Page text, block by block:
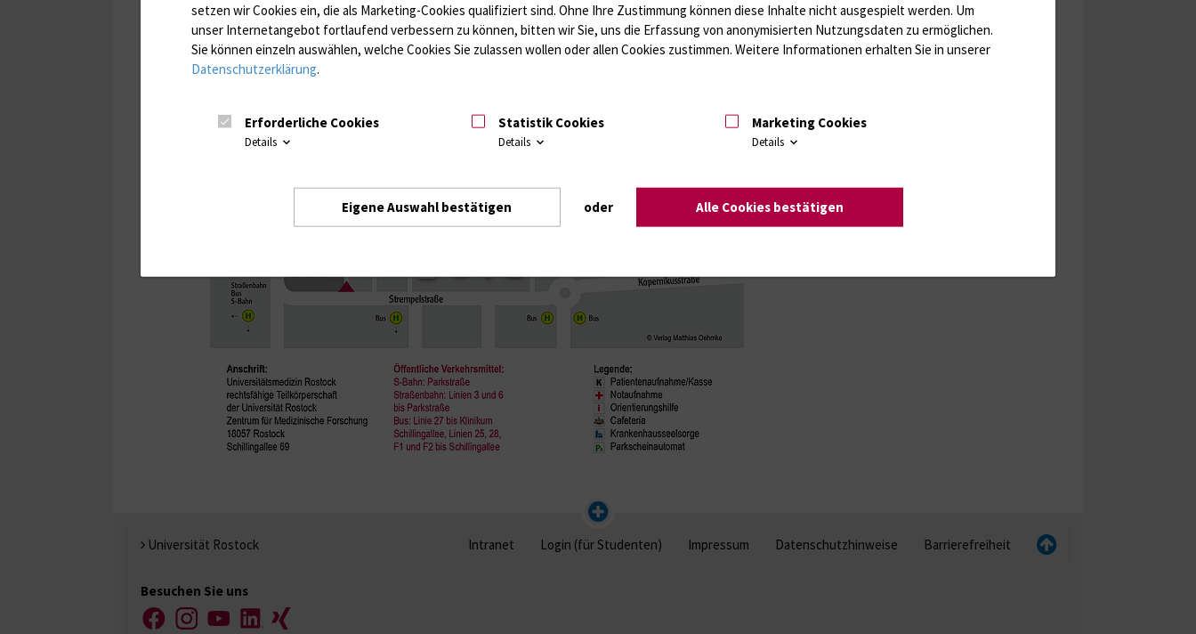
Universität Rostock
Besuchen Sie uns
FacebookInstagramYouTubeLinkedIn
Xing
Intranet Login (für Studenten) Impressum Datenschutzhinweise Barrierefreiheit
setzen wir Cookies ein, die als Marketing-Cookies qualifiziert sind. Ohne Ihre Zustimmung können diese Inhalte nicht ausgespielt werden. Um
unser Internetangebot fortlaufend verbessern zu können, bitten wir Sie, uns die Erfassung von anonymisierten Nutzungsdaten zu ermöglichen.
Sie können einzeln auswählen, welche Cookies Sie zulassen wollen oder allen Cookies zustimmen. Weitere Informationen erhalten Sie in unserer
Datenschutzerklärung.
Erforderliche Cookies
Details
Statistik Cookies
Details
Marketing Cookies
Details
Eigene Auswahl bestätigen oder Alle Cookies bestätigen